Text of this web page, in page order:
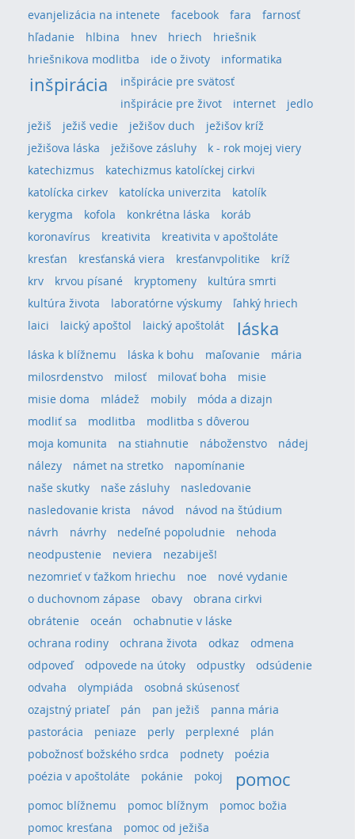
evanjelizácia na intenete facebook fara
farnosť
hľadanie
hlbina hnev hriech
hriešnik
hriešnikova modlitba
ide o životy informatika
inšpirácia
inšpirácie pre svätosť
inšpirácie pre život
internet
jedlo
ježiš
ježiš vedie ježišov duch
ježišov kríž
ježišova láska
ježišove zásluhy
k - rok mojej viery
katechizmus
katechizmus katolíckej cirkvi
katolícka cirkev
katolícka univerzita
katolík
kerygma
kofola konkrétna láska
koráb
koronavírus
kreativita
kreativita v apoštoláte
kresťan
kresťanská viera kresťanvpolitike
kríž
krv
krvou písané kryptomeny
kultúra smrti
kultúra života
laboratórne výskumy
ľahký hriech
laici
laický apoštol laický apoštolát láska
láska k blížnemu láska k bohu maľovanie
mária
milosrdenstvo
milosť milovať boha
misie
misie doma
mládež mobily
móda a dizajn
modliť sa
modlitba
modlitba s dôverou
moja komunita
na stiahnutie náboženstvo
nádej
nálezy
námet na stretko
napomínanie
naše skutky
naše zásluhy
nasledovanie
nasledovanie krista
návod
návod na štúdium
návrh
návrhy nedeľné popoludnie
nehoda
neodpustenie
neviera
nezabiješ!
nezomrieť v ťažkom hriechu
noe
nové vydanie
o duchovnom zápase
obavy
obrana cirkvi
obrátenie
oceán
ochabnutie v láske
ochrana rodiny
ochrana života odkaz
odmena
odpoveď
odpovede na útoky odpustky
odsúdenie
odvaha
olympiáda
osobná skúsenosť
ozajstný priateľ
pán pan ježiš
panna mária
pastorácia
peniaze perly perplexné
plán
pobožnosť božského srdca
podnety
poézia
poézia v apoštoláte
pokánie pokoj pomoc
pomoc blížnemu pomoc blížnym
pomoc božia
pomoc kresťana
pomoc od ježiša